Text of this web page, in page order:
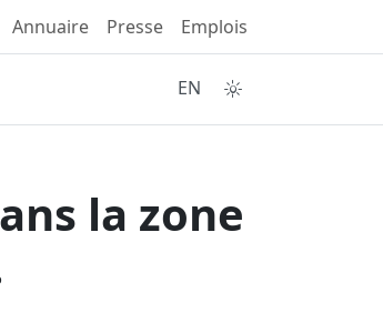
Annuaire Presse Emplois
EN
la zone